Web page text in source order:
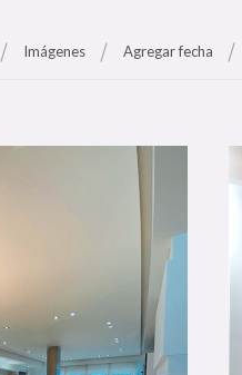
Imágenes Agregar fecha